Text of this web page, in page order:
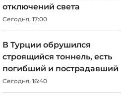
отключений света
Сегодня, 17:00
В Турции обрушился
строящийся тоннель, есть
погибший и пострадавший
Сегодня, 16:40